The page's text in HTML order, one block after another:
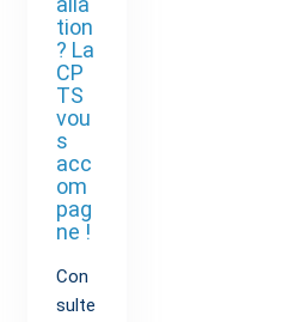
tion
? La
CP
TS
vou
s
acc
om
pag
ne !
Con
sulte